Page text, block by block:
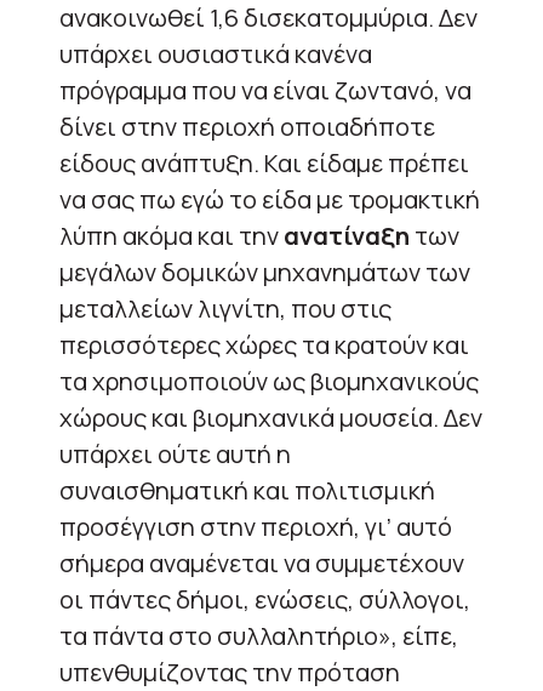
ανακοινωθεί 1,6 δισεκατομμύρια. Δεν
υπάρχει ουσιαστικά κανένα
πρόγραμμα που να είναι ζωντανό, να
δίνει στην περιοχή οποιαδήποτε
είδους ανάπτυξη. Και είδαμε πρέπει
να σας πω εγώ το είδα με τρομακτική
λύπη ακόμα και τηνανατίναξη των
μεγάλων δομικών μηχανημάτων των
μεταλλείων λιγνίτη, που στις
περισσότερες χώρες τα κρατούν και
τα χρησιμοποιούν ως βιομηχανικούς
χώρους και βιομηχανικά μουσεία. Δεν
υπάρχει ούτε αυτή η
συναισθηματική και πολιτισμική
προσέγγιση στην περιοχή, γι’ αυτό
σήμερα αναμένεται να συμμετέχουν
οι πάντες δήμοι, ενώσεις, σύλλογοι,
τα πάντα στο συλλαλητήριο», είπε,
υπενθυμίζοντας την πρόταση